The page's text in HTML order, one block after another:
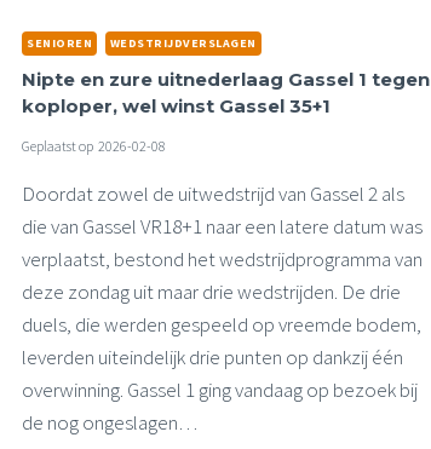
OOK
THUISWINST
GASSEL
35+1
EN
PUNT
2
SENIOREN WEDSTRIJDVERSLAGEN
Nipte en zure uitnederlaag Gassel 1 tegen
koploper, wel winst Gassel 35+1
Geplaatst op 2026-02-08
Doordat zowel de uitwedstrijd van Gassel 2 als
die van Gassel VR18+1 naar een latere datum was
verplaatst, bestond het wedstrijdprogramma van
deze zondag uit maar drie wedstrijden. De drie
duels, die werden gespeeld op vreemde bodem,
leverden uiteindelijk drie punten op dankzij één
overwinning. Gassel 1 ging vandaag op bezoek bij
de nog ongeslagen…